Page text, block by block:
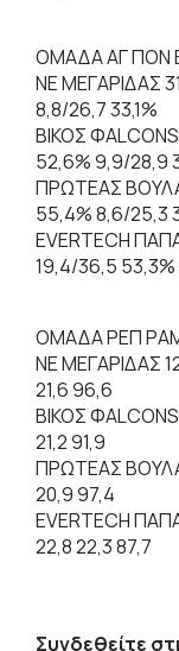
ΟΜΑΔΑ ΑΓ ΠΟΝ
ΝΕ ΜΕΓΑΡΙΔΑΣ
8,8/26,7 33,1%
ΒΙΚΟΣ ΦALCONS
52,6% 9,9/28,9
ΠΡΩΤΕΑΣ
55,4% 8,6/25,3
ΕVERTECH
19,4/36,5
ΟΜΑΔΑ ΡΕΠ
ΝΕ ΜΕΓΑΡΙΔΑΣ
21,6 96,6
ΒΙΚΟΣ
21,2 91,9
ΠΡΩΤΕΑΣ
20,9 97,4
ΕVERTECH
22,8 22,3 87,7
Συνδεθείτε